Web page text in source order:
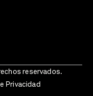
reservados.
Privacidad